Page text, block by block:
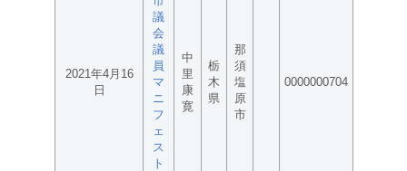
2021年4月16
日
議
会
議
員
マ
ニ
フ
ェ
ス
ト
中
里
康
寛
栃
木
県
那
須
塩
原
市
0000000704